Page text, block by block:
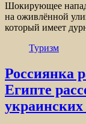
Шокирующее
на оживлённой
который имеет
Туризм
Россиянка
Египте
украинских